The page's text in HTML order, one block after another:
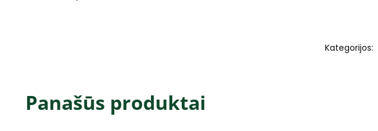
Kategorijos:
Panašūs produktai